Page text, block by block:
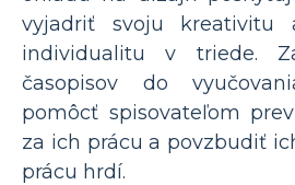
vyjadriť svoju kreativitu
individualitu v triede.
časopisov do
pomôcť spisovateľom
za ich prácu a povzbudiť
prácu hrdí.